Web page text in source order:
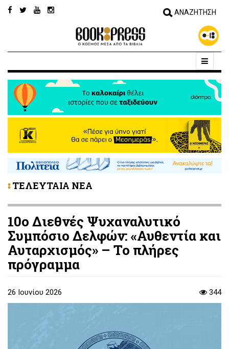
ΤΕΛΕΥΤΑΙΑ ΝΕΑ
10ο Διεθνές Ψυχαναλυτικό
Συμπόσιο Δελφών: «Αυθεντία και
Αυταρχισμός» – Το πλήρες
πρόγραμμα
26 Ιουνίου 2026 344